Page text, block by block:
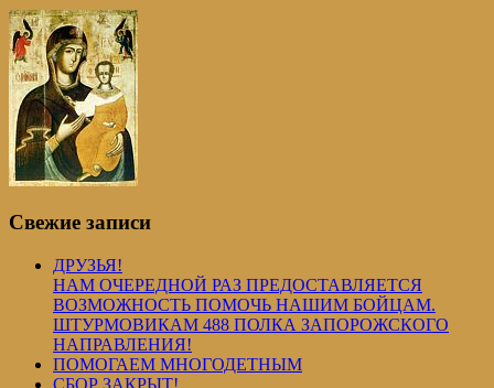
Свежие записи
ДРУЗЬЯ!
НАМ ОЧЕРЕДНОЙ РАЗ ПРЕДОСТАВЛЯЕТСЯ
ВОЗМОЖНОСТЬ ПОМОЧЬ НАШИМ БОЙЦАМ.
ШТУРМОВИКАМ 488 ПОЛКА ЗАПОРОЖСКОГО
НАПРАВЛЕНИЯ!
ПОМОГАЕМ МНОГОДЕТНЫМ
СБОР ЗАКРЫТ!